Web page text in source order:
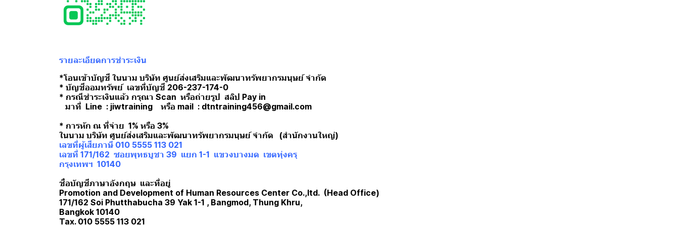
รายละเอียดการชำระเงิน
*โอนเข้าบัญชี ในนาม บริษัท ศูนย์ส่งเสริมและพัฒนาทรัพยากรมนุษย์ จำกัด
* บัญชีออมทรัพย์ เลขที่บัญชี 206-237-174-0
* กรณีชำระเงินแล้ว กรุณา Scan หรือถ่ายรูป สลิป Pay in
มาที่ Line : jiwtraining หรือ mail : dtntraining456@gmail.com
* การหัก ณ ที่จ่าย 1% หรือ 3%
ในนาม บริษัท ศูนย์ส่งเสริมและพัฒนาทรัพยากรมนุษย์ จำกัด (สำนักงานใหญ่)
เลขที่ผู้เสียภาษี 010 5555 113 021
เลขที่ 171/162 ซอยพุทธบูชา 39 แยก 1-1 แขวงบางมด เขตทุ่งครุ
กรุงเทพฯ 10140
ชื่อบัญชีภาษาอังกฤษ และที่อยู่
Promotion and Development of Human Resources Center Co.,ltd. (Head Office)
171/162 Soi Phutthabucha 39 Yak 1-1 , Bangmod, Thung Khru,
Bangkok 10140
Tax. 010 5555 113 021